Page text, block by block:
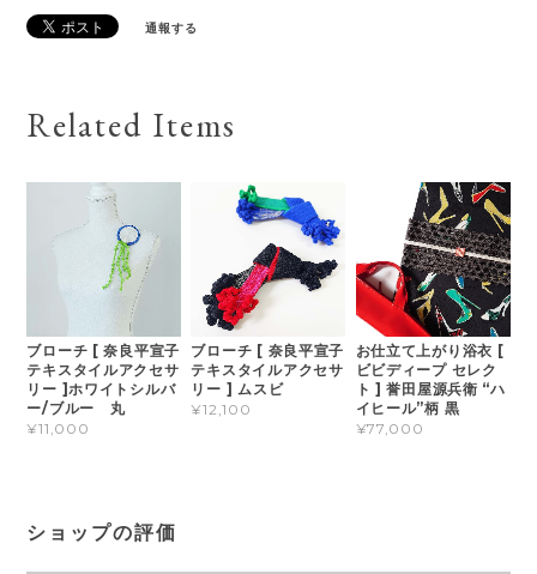
通報する
Related Items
ブローチ [ 奈良平宣子
テキスタイルアクセサ
リー ]ホワイトシルバ
ー/ブルー 丸
¥11,000
ブローチ [ 奈良平宣子
テキスタイルアクセサ
リー ] ムスビ
¥12,100
お仕立て上がり浴衣 [
ビビディープ セレク
ト ] 誉田屋源兵衛 “ハ
イヒール”柄 黒
¥77,000
ショップの評価